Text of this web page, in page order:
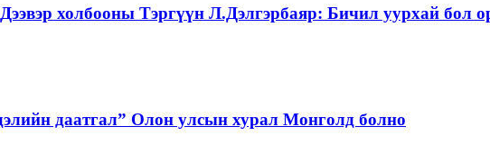
холбооны Тэргүүн Л.Дэлгэрбаяр: Бичил уурхай бол
даатгал” Олон улсын хурал Монголд болно